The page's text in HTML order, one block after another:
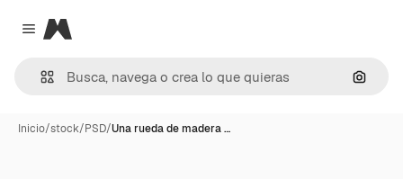
Close menu
Magnific
Inicio/stock/PSD/Una rueda de madera …